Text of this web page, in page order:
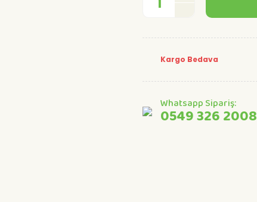
Kargo Bedava
Whatsapp Sipariş:
0549 326 2008